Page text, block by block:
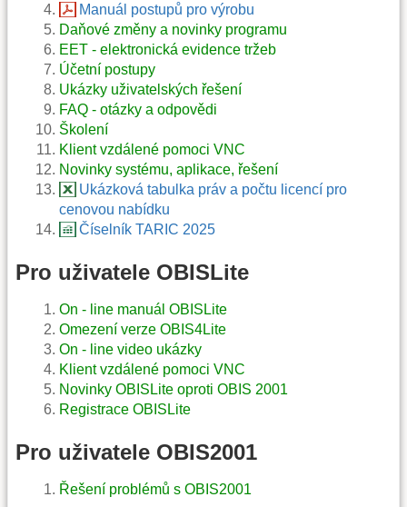
Manuál postupů pro výrobu
Daňové změny a novinky programu
EET - elektronická evidence tržeb
Účetní postupy
Ukázky uživatelských řešení
FAQ - otázky a odpovědi
Školení
Klient vzdálené pomoci VNC
Novinky systému, aplikace, řešení
Ukázková tabulka práv a počtu licencí pro
cenovou nabídku
Číselník TARIC 2025
Pro uživatele OBISLite
On - line manuál OBISLite
Omezení verze OBIS4Lite
On - line video ukázky
Klient vzdálené pomoci VNC
Novinky OBISLite oproti OBIS 2001
Registrace OBISLite
Pro uživatele OBIS2001
Řešení problémů s OBIS2001